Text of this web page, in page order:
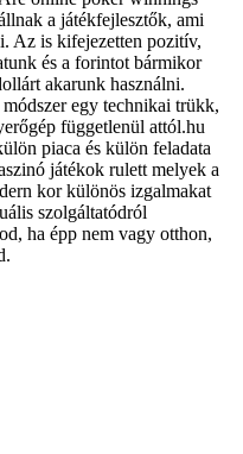
a játékfejlesztők, ami
Az is kifejezetten pozitív,
és a forintot bármikor
akarunk használni.
egy technikai trükk,
függetlenül attól.hu
piaca és külön feladata
játékok rulett melyek a
kor különös izgalmakat
szolgáltatódról
ha épp nem vagy otthon,